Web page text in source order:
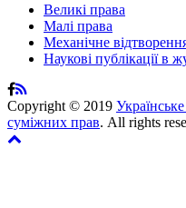
Великі права
Малі права
Механічне
Наукові публікації в
Copyright © 2019
суміжних прав. All rights